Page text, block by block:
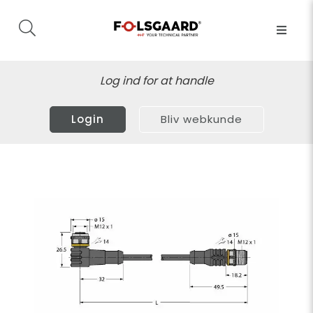
Log ind for at handle
Login Bliv webkunde